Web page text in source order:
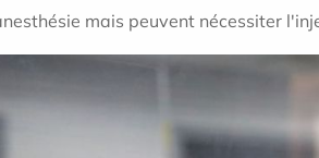
mais peuvent nécessiter